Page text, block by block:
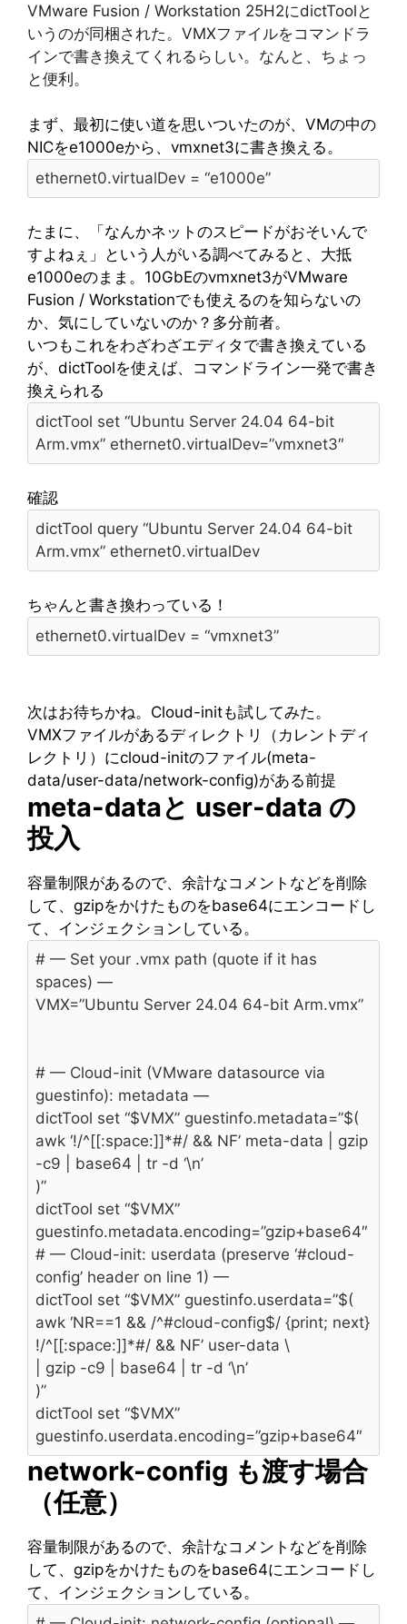
VMware Fusion / Workstation 25H2にdictToolと
いうのが同梱された。VMXファイルをコマンドラ
インで書き換えてくれるらしい。なんと、ちょっ
と便利。
まず、最初に使い道を思いついたのが、VMの中の
NICをe1000eから、vmxnet3に書き換える。
ethernet0.virtualDev = “e1000e”
たまに、「なんかネットのスピードがおそいんで
すよねぇ」という人がいる調べてみると、大抵
e1000eのまま。10GbEのvmxnet3がVMware
Fusion / Workstationでも使えるのを知らないの
か、気にしていないのか？多分前者。
いつもこれをわざわざエディタで書き換えている
が、dictToolを使えば、コマンドライン一発で書き
換えられる
dictTool set “Ubuntu Server 24.04 64-bit
Arm.vmx” ethernet0.virtualDev=”vmxnet3″
確認
dictTool query “Ubuntu Server 24.04 64-bit
Arm.vmx” ethernet0.virtualDev
ちゃんと書き換わっている！
ethernet0.virtualDev = “vmxnet3”
次はお待ちかね。Cloud-initも試してみた。
VMXファイルがあるディレクトリ（カレントディ
レクトリ）にcloud-initのファイル(meta-
data/user-data/network-config)がある前提
meta-dataと user-data の
投入
容量制限があるので、余計なコメントなどを削除
して、gzipをかけたものをbase64にエンコードし
て、インジェクションしている。
# — Set your .vmx path (quote if it has
spaces) —
VMX=”Ubuntu Server 24.04 64-bit Arm.vmx”
# — Cloud-init (VMware datasource via
guestinfo): metadata —
dictTool set “$VMX” guestinfo.metadata=”$(
awk ‘!/^[[:space:]]*#/ && NF’ meta-data | gzip
-c9 | base64 | tr -d ‘\n’
)”
dictTool set “$VMX”
guestinfo.metadata.encoding=”gzip+base64″
# — Cloud-init: userdata (preserve ‘#cloud-
config’ header on line 1) —
dictTool set “$VMX” guestinfo.userdata=”$(
awk ‘NR==1 && /^#cloud-config$/ {print; next}
!/^[[:space:]]*#/ && NF’ user-data \
| gzip -c9 | base64 | tr -d ‘\n’
)”
dictTool set “$VMX”
guestinfo.userdata.encoding=”gzip+base64″
network-config も渡す場合
（任意）
容量制限があるので、余計なコメントなどを削除
して、gzipをかけたものをbase64にエンコードし
て、インジェクションしている。